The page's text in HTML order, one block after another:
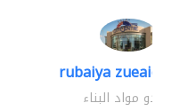
rubaiya zueaid
موردو مواد البناء